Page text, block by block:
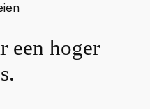
een hoger